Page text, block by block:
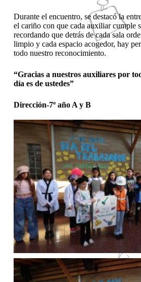
Durante el encuentro, se destacó la
el cariño con que cada auxiliar cumple
recordando que detrás de cada sala
limpio y cada espacio acogedor, hay
todo nuestro reconocimiento.
“Gracias a nuestros auxiliares por
día es de ustedes”
Dirección-7º año A y B